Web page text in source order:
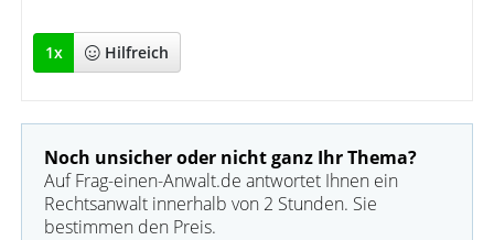
1x Hilfreich
Noch unsicher oder nicht ganz Ihr Thema?
Auf Frag-einen-Anwalt.de antwortet Ihnen ein
Rechtsanwalt innerhalb von 2 Stunden. Sie
bestimmen den Preis.